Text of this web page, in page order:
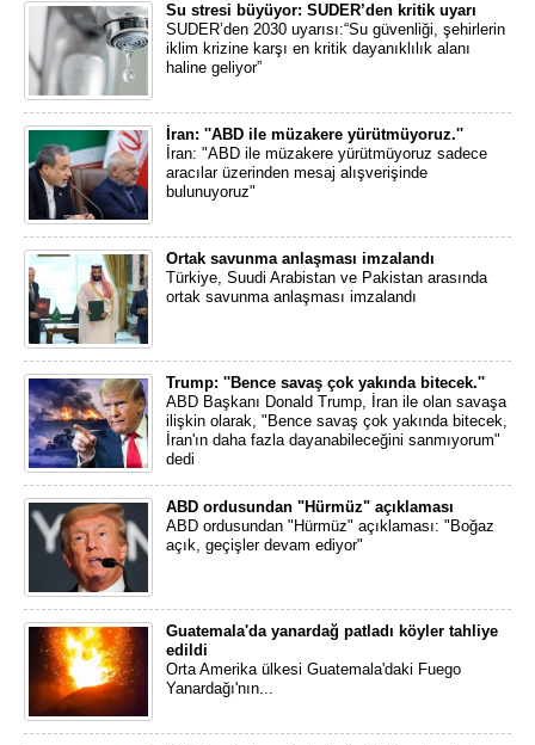
Su stresi büyüyor: SUDER’den kritik uyarı
SUDER’den 2030 uyarısı:“Su güvenliği, şehirlerin
iklim krizine karşı en kritik dayanıklılık alanı
haline geliyor”
İran: ''ABD ile müzakere yürütmüyoruz.''
İran: "ABD ile müzakere yürütmüyoruz sadece
aracılar üzerinden mesaj alışverişinde
bulunuyoruz"
Ortak savunma anlaşması imzalandı
Türkiye, Suudi Arabistan ve Pakistan arasında
ortak savunma anlaşması imzalandı
Trump: ''Bence savaş çok yakında bitecek.''
ABD Başkanı Donald Trump, İran ile olan savaşa
ilişkin olarak, "Bence savaş çok yakında bitecek,
İran'ın daha fazla dayanabileceğini sanmıyorum"
dedi
ABD ordusundan "Hürmüz" açıklaması
ABD ordusundan "Hürmüz" açıklaması: "Boğaz
açık, geçişler devam ediyor"
Guatemala'da yanardağ patladı köyler tahliye
edildi
Orta Amerika ülkesi Guatemala'daki Fuego
Yanardağı'nın...